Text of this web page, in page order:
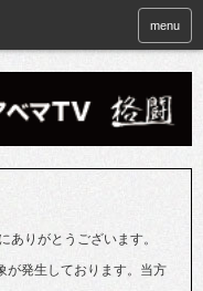
menu
ありがとうございます。
が発生しております。当方